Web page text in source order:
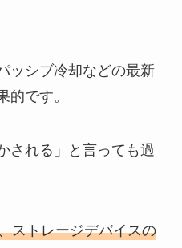
ッシブ冷却などの最新
的です。
される」と言っても過
ストレージデバイスの